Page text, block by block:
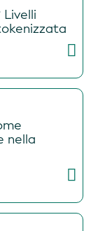
nella